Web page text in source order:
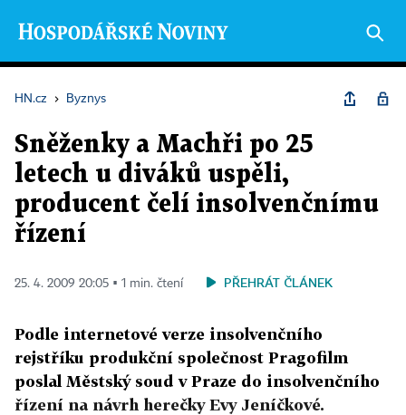
HN.cz › Byznys
Sněženky a Machři po 25
letech u diváků uspěli,
producent čelí insolvenčnímu
řízení
25. 4. 2009 20:05 ▪ 1 min. čtení PŘEHRÁT ČLÁNEK
Podle internetové verze insolvenčního
rejstříku produkční společnost Pragofilm
poslal Městský soud v Praze do insolvenčního
řízení na návrh herečky Evy Jeníčkové.